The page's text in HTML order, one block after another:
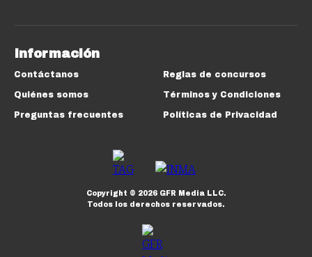
Información
Contáctanos
Quiénes somos
Preguntas frecuentes
Reglas de concursos
Términos y Condiciones
Políticas de Privacidad
Copyright © 2026GFR Media LLC.
Todos los derechos reservados.